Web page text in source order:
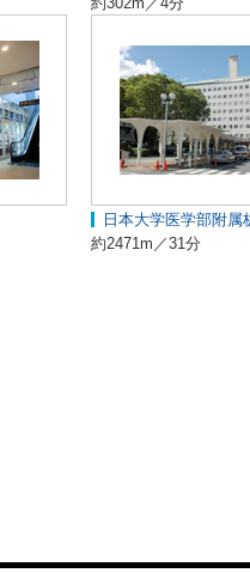
日本大学医学部附属
約2471m／31分